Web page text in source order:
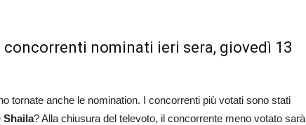
concorrenti nominati ieri sera, giovedì 13
tornate anche le nomination. I concorrenti più votati sono stati
Shaila? Alla chiusura del televoto, il concorrente meno votato sarà